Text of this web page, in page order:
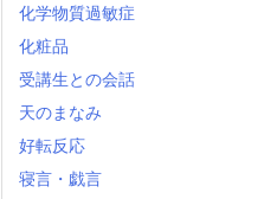
化学物質過敏症
化粧品
受講生との会話
天のまなみ
好転反応
寝言・戯言